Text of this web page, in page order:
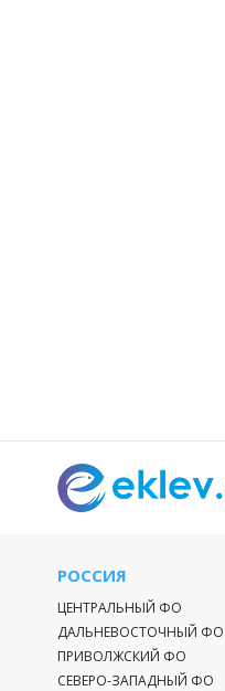
РОССИЯ
ЦЕНТРАЛЬНЫЙ ФО
ДАЛЬНЕВОСТОЧНЫЙ ФО
ПРИВОЛЖСКИЙ ФО
СЕВЕРО-ЗАПАДНЫЙ ФО